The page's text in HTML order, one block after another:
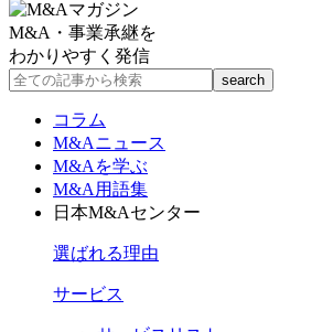
M&A・事業承継を
わかりやすく発信
コラム
M&Aニュース
M&Aを学ぶ
M&A用語集
日本M&Aセンター
選ばれる理由
サービス